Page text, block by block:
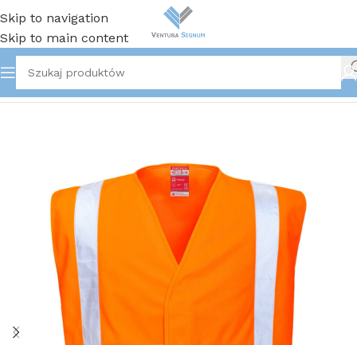
Skip to navigation
Skip to main content
Strona główna